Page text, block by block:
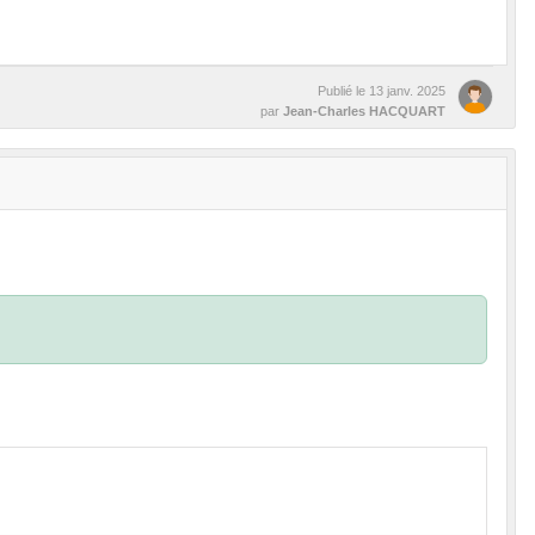
Publié le 13 janv. 2025
par Jean-Charles HACQUART